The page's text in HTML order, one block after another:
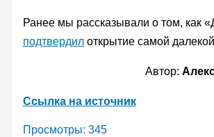
Ранее мы рассказывали о том, как
подтвердилоткрытие самой далекой
Автор:
Ссылка на источник
Просмотры: 345